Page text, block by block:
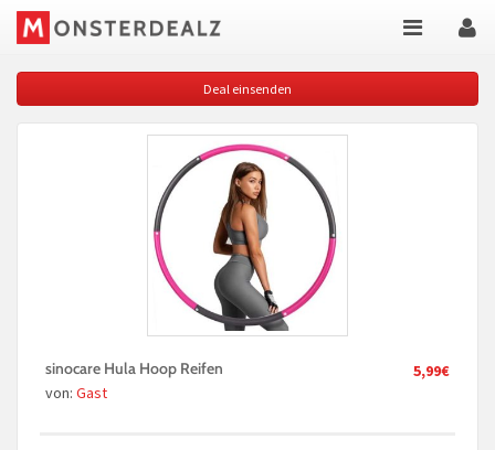
Deal einsenden
5,99€
sinocare Hula Hoop Reifen
von: Gast